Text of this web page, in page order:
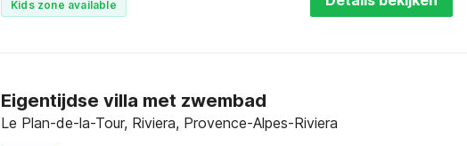
Kids zone available
Eigentijdse villa met zwembad
Le Plan-de-la-Tour, Riviera, Provence-Alpes-Riviera